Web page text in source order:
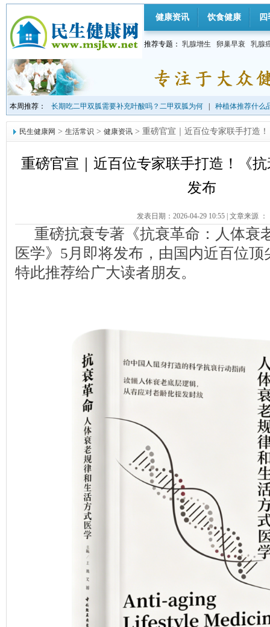
健康资讯 饮食健康
推荐专题： 乳腺增生 卵巢早衰 乳腺
本周推荐： 长期吃二甲双胍需要补充叶酸吗？二甲双胍为何 种植体推荐什么
民生健康网 > 生活常识 > 健康资讯 > 重磅官宣｜近百位专家联手打造
重磅官宣｜近百位专家联手打造！《
发布
发表日期：2026-04-29 10:55 文章来源 ：
重磅抗衰专著《抗衰革命：人体衰
医学》5月即将发布，由国内近百位
特此推荐给广大读者朋友。